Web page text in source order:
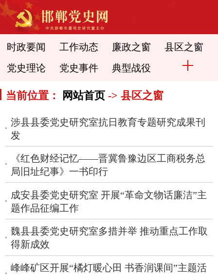
时政要闻 工作动态 廉政之窗 县区之窗
党史理论 党史事件 典型战役
当前位置： 网站首页 -> 县区之窗
涉县县委党史研究室抗日教育专题研究成果刊
发
《红色财经记忆——晋冀鲁豫边区工商税务总
局旧址纪事》一书印行
成安县委党史研究室 开展“革命文物话廉洁”主
题作品征编工作
魏县县委党史研究室多措并举 推动重点工作取
得新成效
峰峰矿区开展“橘灯暖心田 书香润课间”主题活